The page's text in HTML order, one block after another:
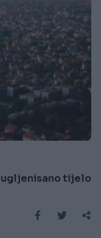
ugljenisano tijelo